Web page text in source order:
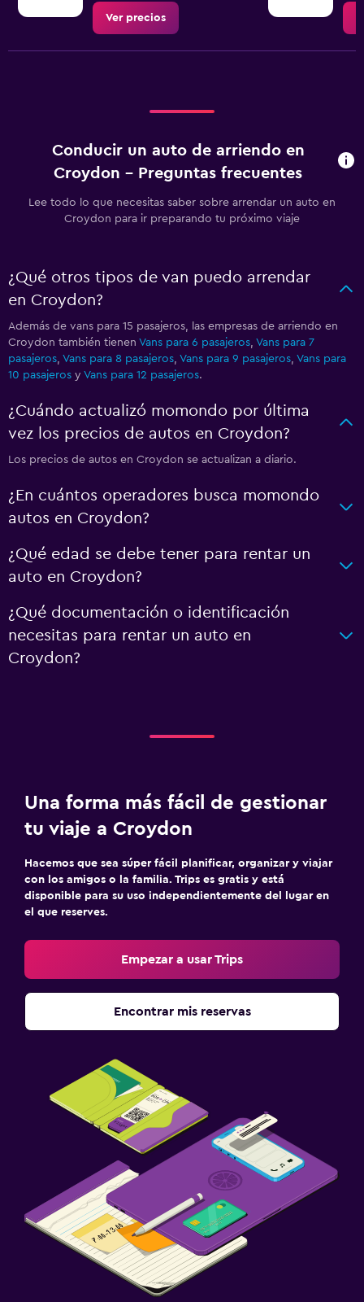
Ver precios
Conducir un auto de arriendo en
Croydon - Preguntas frecuentes
Lee todo lo que necesitas saber sobre arrendar un auto en
Croydon para ir preparando tu próximo viaje
¿Qué otros tipos de van puedo arrendar
en Croydon?
Además de vans para 15 pasajeros, las empresas de arriendo en
Croydon también tienen Vans para 6 pasajeros, Vans para 7
pasajeros, Vans para 8 pasajeros, Vans para 9 pasajeros, Vans para
10 pasajeros y Vans para 12 pasajeros.
¿Cuándo actualizó momondo por última
vez los precios de autos en Croydon?
Los precios de autos en Croydon se actualizan a diario.
¿En cuántos operadores busca momondo
autos en Croydon?
¿Qué edad se debe tener para rentar un
auto en Croydon?
¿Qué documentación o identificación
necesitas para rentar un auto en
Croydon?
Una forma más fácil de gestionar
tu viaje a Croydon
Hacemos que sea súper fácil planificar, organizar y viajar
con los amigos o la familia. Trips es gratis y está
disponible para su uso independientemente del lugar en
el que reserves.
Empezar a usar Trips
Encontrar mis reservas